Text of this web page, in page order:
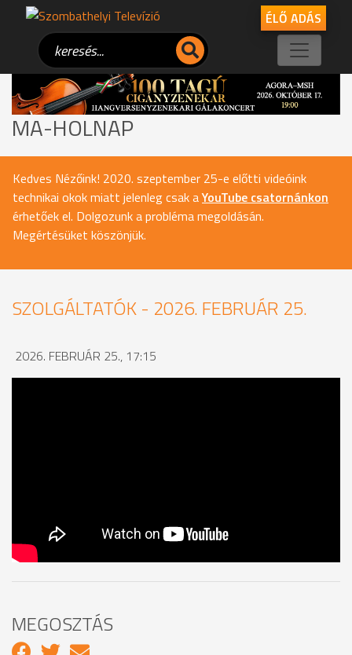
ÉLŐ ADÁS
MA-HOLNAP
Kedves Nézőink! 2020. szeptember 25-e előtti videóink
technikai okok miatt jelenleg csak aYouTube csatornánkon
érhetőek el. Dolgozunk a probléma megoldásán.
Megértésüket köszönjük.
SZOLGÁLTATÓK - 2026. FEBRUÁR 25.
2026. FEBRUÁR 25., 17:15
MEGOSZTÁS